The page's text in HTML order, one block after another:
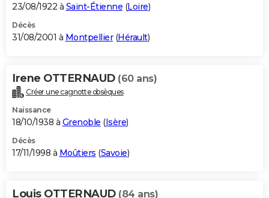
23/08/1922 à Saint-Étienne (Loire)
Décès
31/08/2001 à Montpellier(Hérault)
Irene OTTERNAUD (60 ans)
Créer une cagnotte obsèques
Naissance
18/10/1938 à Grenoble (Isère)
Décès
17/11/1998 à Moûtiers (Savoie)
Louis OTTERNAUD (84 ans)